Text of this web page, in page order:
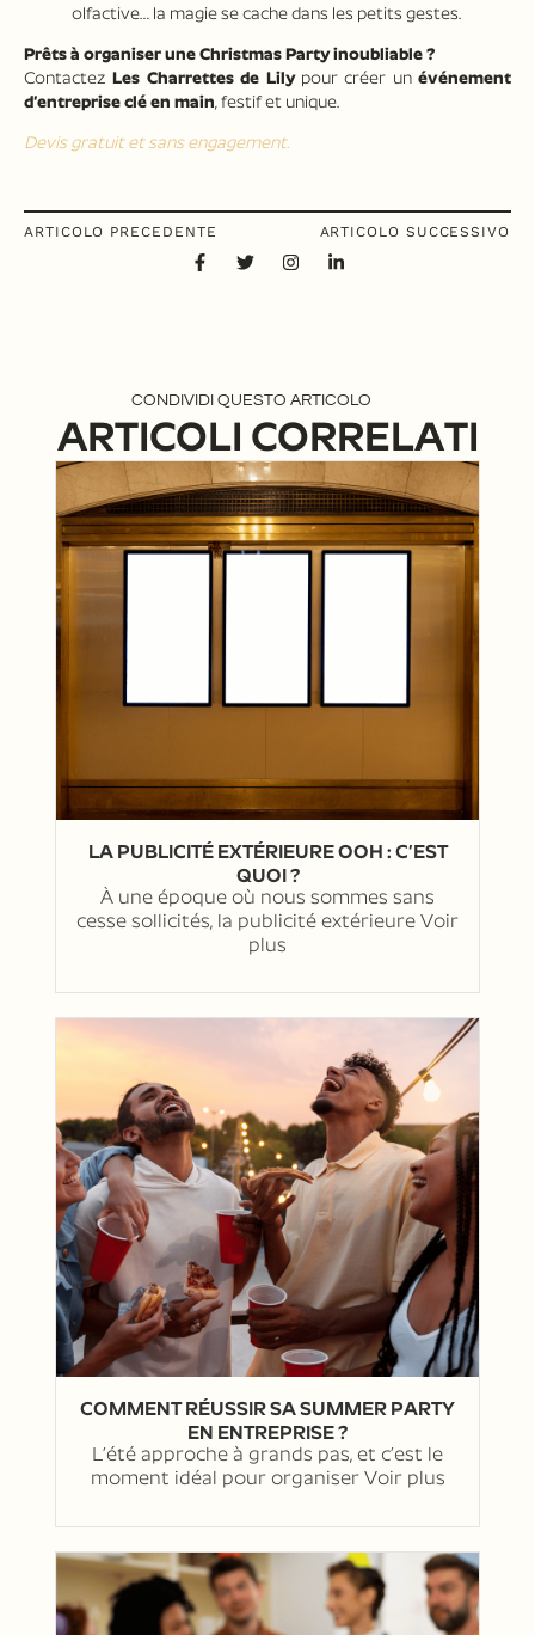
olfactive… la magie se cache dans les petits gestes.
Prêts à organiser une Christmas Party inoubliable ?
ContactezLes Charrettes de Lilypour créer un événement
d’entreprise clé en main, festif et unique.
Devis gratuit et sans engagement.
ARTICOLO PRECEDENTE ARTICOLO SUCCESSIVO
CONDIVIDI QUESTO ARTICOLO
ARTICOLI CORRELATI
LA PUBLICITÉ EXTÉRIEURE OOH : C’EST
QUOI ?
À une époque où nous sommes sans
cesse sollicités, la publicité extérieure Voir
plus
COMMENT RÉUSSIR SA SUMMER PARTY
EN ENTREPRISE ?
L’été approche à grands pas, et c’est le
moment idéal pour organiserVoir plus